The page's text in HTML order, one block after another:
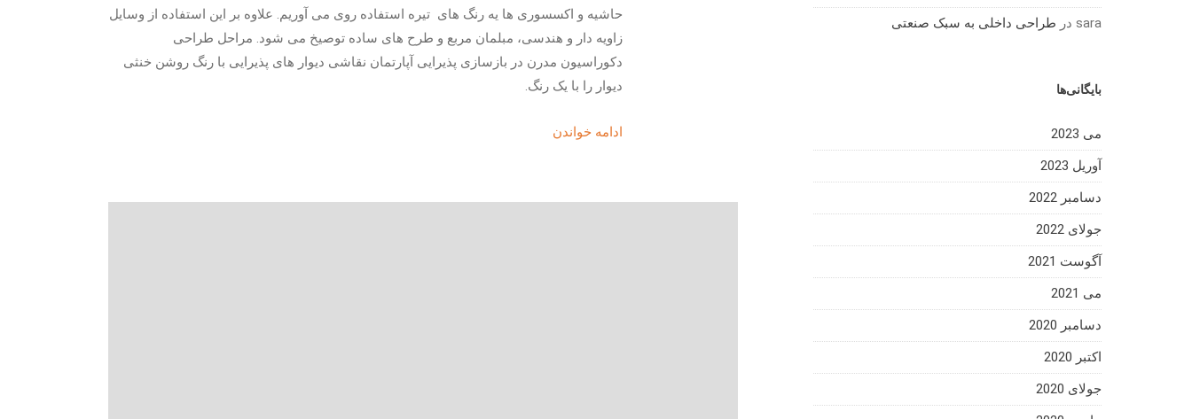
حاشیه و اکسسوری ها یه رنگ های تیره استفاده روی می آوریم. علاوه بر این استفاده از وسایل
زاویه دار و هندسی، مبلمان مربع و طرح های ساده توصیخ می شود. مراحل طراحی
دکوراسیون مدرن در بازسازی پذیرایی آپارتمان نقاشی دیوار های پذیرایی با رنگ روشن خنثی
دیوار را با یک رنگ.
ادامه خواندن
sara در طراحی داخلی به سبک صنعتی
بایگانی‌ها
می 2023
آوریل 2023
دسامبر 2022
جولای 2022
آگوست 2021
می 2021
دسامبر 2020
اکتبر 2020
جولای 2020